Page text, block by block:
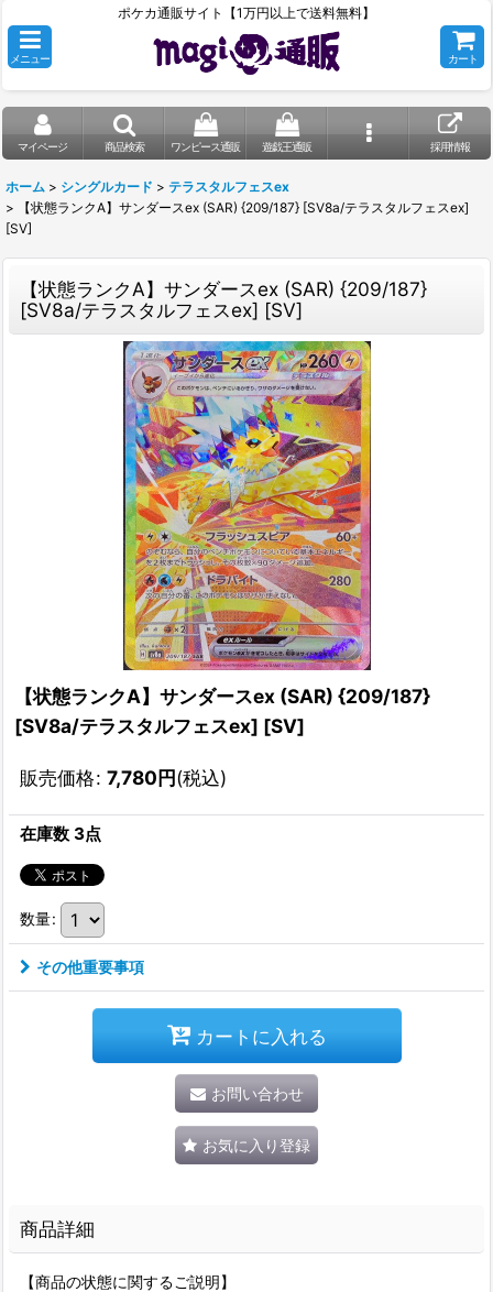
ポケカ通販サイト【1万円以上で送料無料】
メニュー カート
マイページ 商品検索 ワンピース通販 遊戯王通販 採用情報
ホーム > シングルカード > テラスタルフェスex
>
【状態ランクA】サンダースex (SAR) {209/187} [SV8a/テラスタルフェスex]
[SV]
【状態ランクA】サンダースex (SAR) {209/187}
[SV8a/テラスタルフェスex] [SV]
【状態ランクA】サンダースex (SAR) {209/187}
[SV8a/テラスタルフェスex] [SV]
販売価格: 7,780円(税込)
在庫数 3点
数量:
その他重要事項
カートに入れる
お問い合わせ
お気に入り登録
商品詳細
【商品の状態に関するご説明】